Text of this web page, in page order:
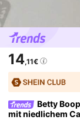
14,11€
Betty
mit niedlichem